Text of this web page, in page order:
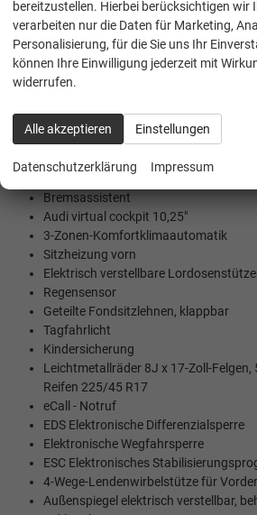
Akustische Einparkhilfe hinten
Ambiente Lichtpaket (weiß)
Fahrassistent mit Notfallassistent
Ausweichassistent und
Traktionskontrolle ASR
Fahrzeugsteuerung
Audi drive select
Audi phone box light
Audi pre sense front mit
Bremsassistent
Audi virtual cockpit 10,25"
3-Zonen-Komfortklimaautomatik
Sitzheizung vorn
Elektrisch verstellbare
Regensensor
Geteilte Fondsitzlehnen, klappbar
Tagfahrlicht
Kindersicherung
Leichtmetallräder 8J x 17-Zoll-Felgen,
Reifen 225/45 R17
eCall - Notruf
EDS Elektronische Differenzialsperre
Elektronische Wegfahrsperre
ESC Elektronisches
4-Wege-Lendenwirbelstütze für
Außenspiegel elektrisch verstellbar,
bereitzustellen. Hierbei berücksichtigen wir
verarbeiten nur die Daten für Marketing,
Personalisierung, für die Sie uns Ihr
können Ihre Einwilligung jederzeit mit
widerrufen.
Alle akzeptieren Einstellungen
Datenschutzerklärung Impressum